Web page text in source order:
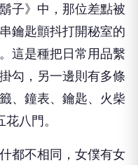
子》中，那位差點被
鑰匙顫抖打開秘室的
這是種把日常用品繫
勾，另一邊則有多條
、鐘表、鑰匙、火柴
八門。
都不相同，女僕有女